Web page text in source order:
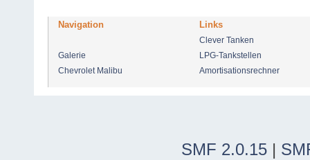
Navigation Links
Clever Tanken
Galerie
LPG-Tankstellen
Chevrolet Malibu
Amortisationsrechner
SMF 2.0.15 |